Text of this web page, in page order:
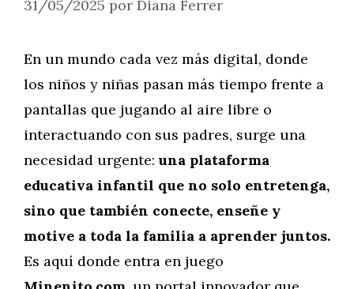
31/05/2025 por Diana Ferrer
En un mundo cada vez más digital, donde
los niños y niñas pasan más tiempo frente a
pantallas que jugando al aire libre o
interactuando con sus padres, surge una
necesidad urgente:una plataforma
educativa infantil que no solo entretenga,
sino que también conecte, enseñe y
motive a toda la familia a aprender juntos.
Es aquí donde entra en juego